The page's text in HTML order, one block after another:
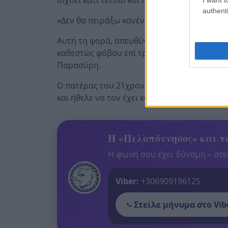
«Δεν θα πειράξω κανέναν» ξεκαθάρισε ο
Αυτή τη φορά, απευθύνθηκε σε όσους
καθεστώς φόβου επί τρία χρόνια, και δεν
Παρασύρη.
Ο πατέρας του 21χρονου, εξήγησε πως δεν
και ήθελε να τον έχει κοντά του ώστε να
Η «Πελοπόννησος» και
Η φωνή σου έχει δύναμη –
Viber: +306909196125
Στείλε μήνυμα στο